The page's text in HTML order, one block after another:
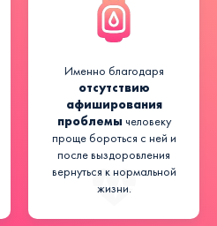
Именно благодаря
отсутствию
афиширования
проблемы человеку
проще бороться с ней и
после выздоровления
вернуться к нормальной
жизни.